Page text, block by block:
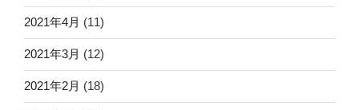
2021年4月 (11)
2021年3月 (12)
2021年2月 (18)